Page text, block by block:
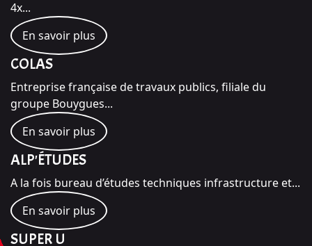
4x...
En savoir plus
COLAS
Entreprise française de travaux publics, filiale du
groupe Bouygues...
En savoir plus
ALP'ÉTUDES
A la fois bureau d’études techniques infrastructure et...
En savoir plus
SUPER U